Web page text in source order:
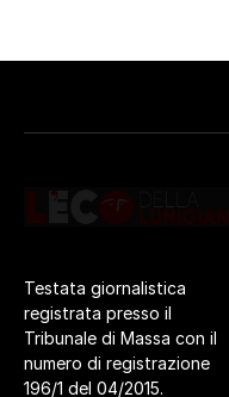
Testata giornalistica
registrata presso il
Tribunale di Massa con il
numero di registrazione
196/1 del 04/2015.